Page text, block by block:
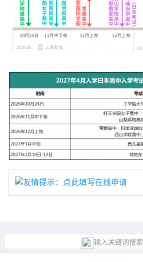
友情提示：点此填写在线申请
输入关键词搜索